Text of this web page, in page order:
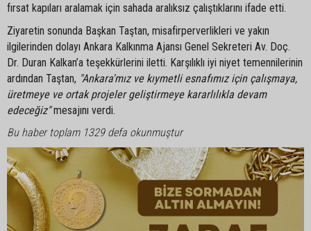
fırsat kapıları aralamak için sahada aralıksız çalıştıklarını ifade etti.
Ziyaretin sonunda Başkan Taştan, misafirperverlikleri ve yakın
ilgilerinden dolayı Ankara Kalkınma Ajansı Genel Sekreteri Av. Doç.
Dr. Duran Kalkan’a teşekkürlerini iletti. Karşılıklı iyi niyet temennilerinin
ardından Taştan, "Ankara'mız ve kıymetli esnafımız için çalışmaya,
üretmeye ve ortak projeler geliştirmeye kararlılıkla devam
edeceğiz"mesajını verdi.
Bu haber toplam 1329 defa okunmuştur